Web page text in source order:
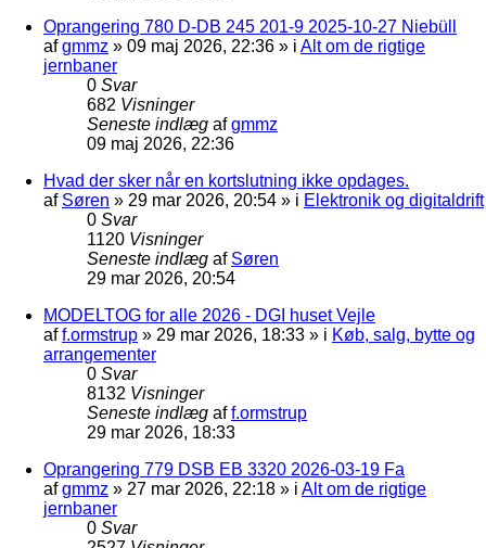
Oprangering 780 D-DB 245 201-9 2025-10-27 Niebüll
afgmmz » 09 maj 2026, 22:36 » i Alt om de rigtige
jernbaner
0 Svar
682 Visninger
Seneste indlæg afgmmz
09 maj 2026, 22:36
Hvad der sker når en kortslutning ikke opdages.
af Søren » 29 mar 2026, 20:54 » i Elektronik og digitaldrift
0 Svar
1120 Visninger
Seneste indlæg af Søren
29 mar 2026, 20:54
MODELTOG for alle 2026 - DGI huset Vejle
aff.ormstrup » 29 mar 2026, 18:33 » i Køb, salg, bytte og
arrangementer
0 Svar
8132 Visninger
Seneste indlæg aff.ormstrup
29 mar 2026, 18:33
Oprangering 779 DSB EB 3320 2026-03-19 Fa
afgmmz » 27 mar 2026, 22:18 » i Alt om de rigtige
jernbaner
0 Svar